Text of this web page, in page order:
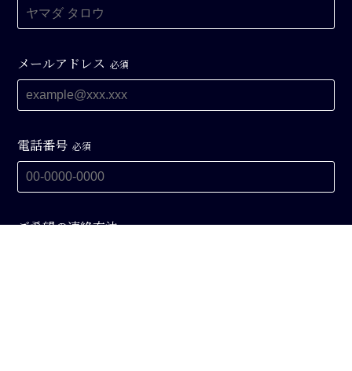
メールアドレス 必須
電話番号 必須
ご希望の連絡方法